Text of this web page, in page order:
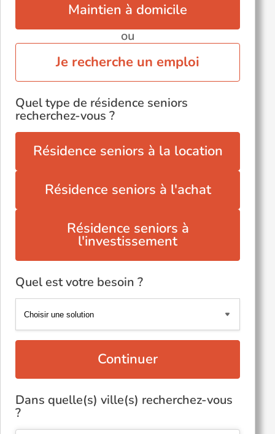
Maintien à domicile
ou
Je recherche un emploi
Quel type de résidence seniors
recherchez-vous ?
Résidence seniors à la location
Résidence seniors à l'achat
Résidence seniors à
l'investissement
Quel est votre besoin ?
Continuer
Dans quelle(s) ville(s) recherchez-vous
?